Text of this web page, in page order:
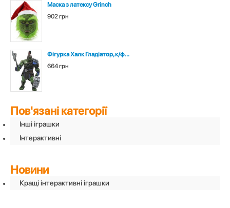
Маска з латексу Grinch
902 грн
Фігурка Халк Гладіатор, к/ф...
664 грн
Пов'язані категорії
Інші іграшки
Інтерактивні
Новини
Кращі інтерактивні іграшки